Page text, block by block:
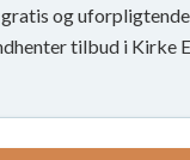
og
tilbud i Kirke